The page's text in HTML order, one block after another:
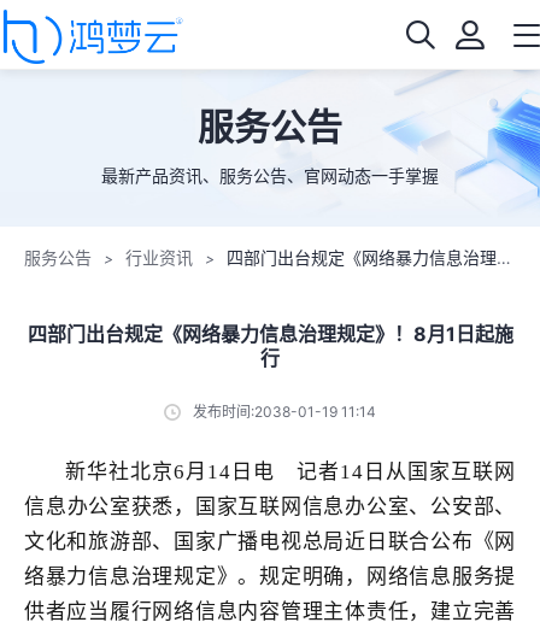
服务公告
最新产品资讯、服务公告、官网动态一手掌握
服务公告 > 行业资讯 > 四部门出台规定《网络暴力信息治理规定》！8月1日起施行
四部门出台规定《网络暴力信息治理规定》！8月1日起施
行
发布时间:2038-01-19 11:14
新华社北京6月14日电 记者14日从国家互联网
信息办公室获悉，国家互联网信息办公室、公安部、
文化和旅游部、国家广播电视总局近日联合公布《 网
络暴力信息治理规定》。规定明确，网络信息服务提
供者应当履行网络信息内容管理主体责任，建立完善